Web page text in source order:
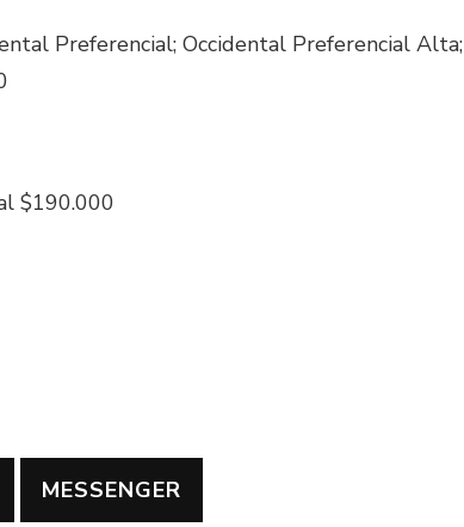
Preferencial; Occidental Preferencial Alta;
$190.000
MESSENGER